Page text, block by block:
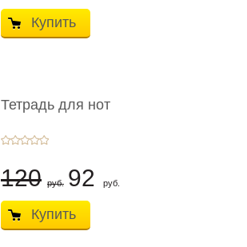
Купить
Тетрадь для нот
120 руб. 92 руб.
Купить